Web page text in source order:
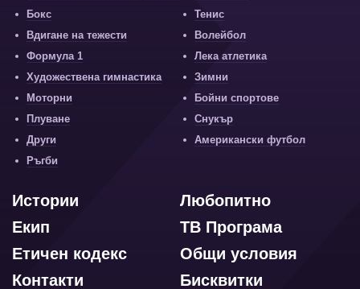
Бокс
Тенис
Вдигане на тежести
Волейбол
Формула 1
Лека атлетика
Художествена гимнастика
Зимни
Моторни
Бойни спортове
Плуване
Снукър
Други
Американски футбол
Ръгби
Любопитно
Истории
ТВ Програма
Екип
Общи условия
Етичен кодекс
Бисквитки
Контакти